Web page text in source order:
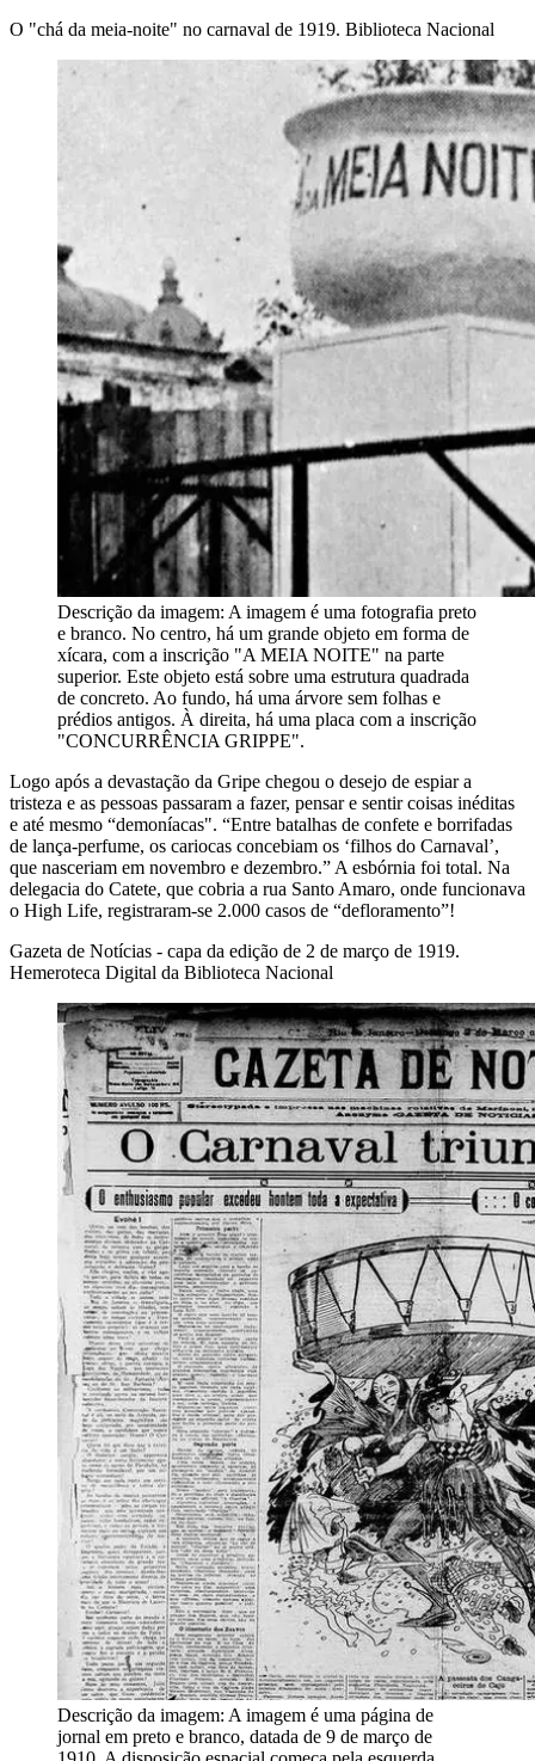
O "chá da meia-noite" no carnaval de 1919. Biblioteca Nacional
Descrição da imagem: A imagem é uma fotografia preto
e branco. No centro, há um grande objeto em forma de
xícara, com a inscrição "A MEIA NOITE" na parte
superior. Este objeto está sobre uma estrutura quadrada
de concreto. Ao fundo, há uma árvore sem folhas e
prédios antigos. À direita, há uma placa com a inscrição
"CONCURRÊNCIA GRIPPE".
Logo após a devastação da Gripe chegou o desejo de espiar a
tristeza e as pessoas passaram a fazer, pensar e sentir coisas inéditas
e até mesmo “demoníacas". “Entre batalhas de confete e borrifadas
de lança-perfume, os cariocas concebiam os ‘filhos do Carnaval’,
que nasceriam em novembro e dezembro.” A esbórnia foi total. Na
delegacia do Catete, que cobria a rua Santo Amaro, onde funcionava
o High Life, registraram-se 2.000 casos de “defloramento”!
Gazeta de Notícias - capa da edição de 2 de março de 1919.
Hemeroteca Digital da Biblioteca Nacional
Descrição da imagem: A imagem é uma página de
jornal em preto e branco, datada de 9 de março de